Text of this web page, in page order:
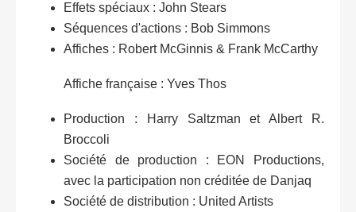
Effets spéciaux : John Stears
Séquences d'actions : Bob Simmons
Affiches : Robert McGinnis & Frank McCarthy
Affiche française : Yves Thos
Production : Harry Saltzman et Albert R.
Broccoli
Société de production : EON Productions,
avec la participation non créditée de Danjaq
Société de distribution : United Artists